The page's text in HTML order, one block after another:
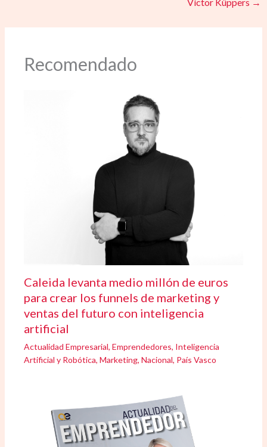
Recomendado
Caleida levanta medio millón de euros
para crear los funnels de marketing y
ventas del futuro con inteligencia
artificial
Actualidad Empresarial,Emprendedores, Inteligencia
Artificial y Robótica,Marketing,Nacional, País Vasco